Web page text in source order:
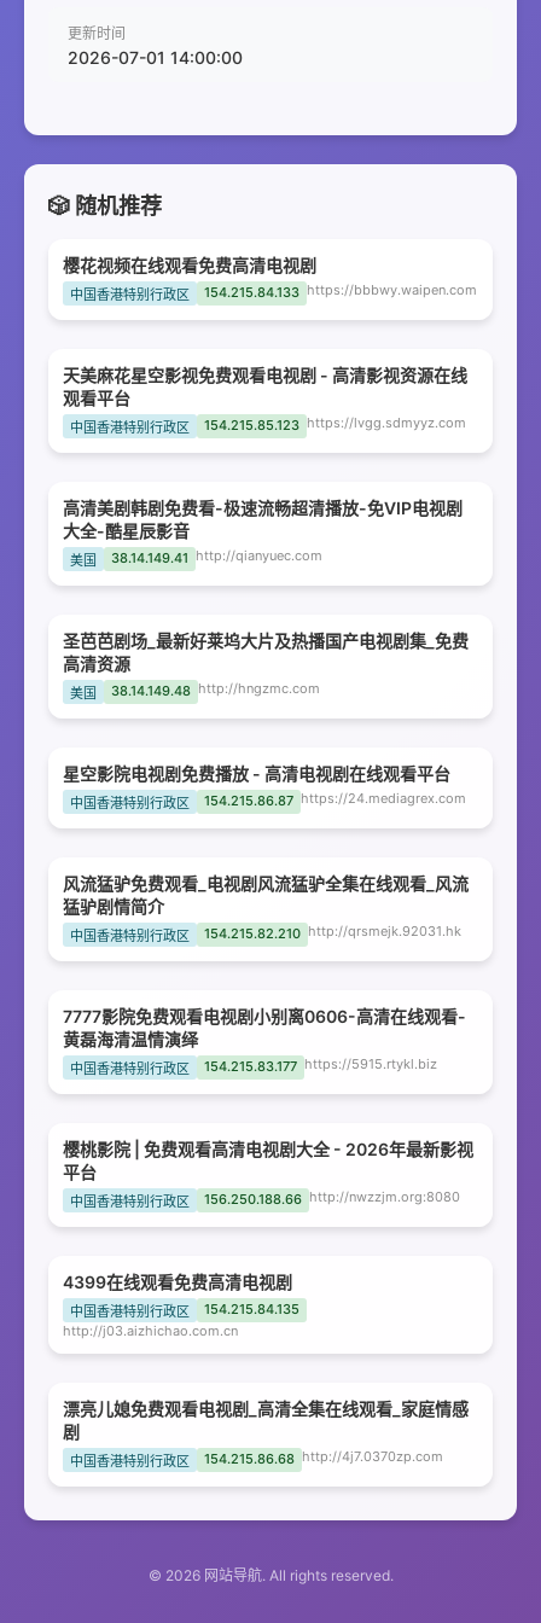
更新时间
2026-07-01 14:00:00
🎲 随机推荐
樱花视频在线观看免费高清电视剧
中国香港特别行政区 154.215.84.133 https://bbbwy.waipen.com
天美麻花星空影视免费观看电视剧 - 高清影视资源在线
观看平台
中国香港特别行政区 154.215.85.123 https://lvgg.sdmyyz.com
高清美剧韩剧免费看-极速流畅超清播放-免VIP电视剧
大全-酷星辰影音
美国 38.14.149.41 http://qianyuec.com
圣芭芭剧场_最新好莱坞大片及热播国产电视剧集_免费
高清资源
美国 38.14.149.48 http://hngzmc.com
星空影院电视剧免费播放 - 高清电视剧在线观看平台
中国香港特别行政区 154.215.86.87 https://24.mediagrex.com
风流猛驴免费观看_电视剧风流猛驴全集在线观看_风流
猛驴剧情简介
中国香港特别行政区 154.215.82.210 http://qrsmejk.92031.hk
7777影院免费观看电视剧小别离0606-高清在线观看-
黄磊海清温情演绎
中国香港特别行政区 154.215.83.177 https://5915.rtykl.biz
樱桃影院 | 免费观看高清电视剧大全 - 2026年最新影视
平台
中国香港特别行政区 156.250.188.66 http://nwzzjm.org:8080
4399在线观看免费高清电视剧
中国香港特别行政区
154.215.84.135
http://j03.aizhichao.com.cn
漂亮儿媳免费观看电视剧_高清全集在线观看_家庭情感
剧
中国香港特别行政区 154.215.86.68 http://4j7.0370zp.com
© 2026 网站导航. All rights reserved.